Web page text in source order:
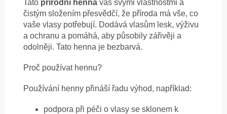
Tato přírodní henna vás svými vlastnostmi a
čistým složením přesvědčí, že příroda má vše, co
vaše vlasy potřebují. Dodává vlasům lesk, výživu
a ochranu a pomáhá, aby působily zářivěji a
odolněji. Tato henna je bezbarvá.
Proč používat hennu?
Používání henny přináší řadu výhod, například:
podpora při péči o vlasy se sklonem k